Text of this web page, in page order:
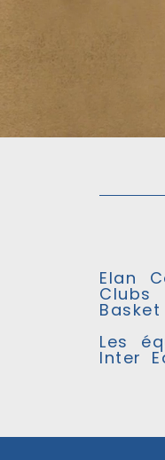
Elan
Clubs
Les
Inter